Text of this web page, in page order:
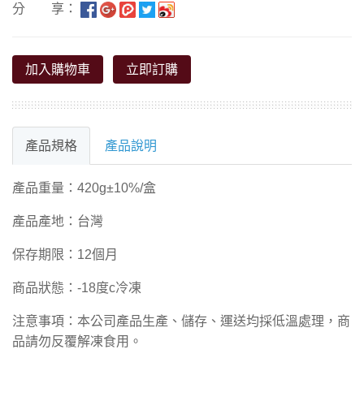
分 享：
加入購物車 立即訂購
產品規格 產品說明